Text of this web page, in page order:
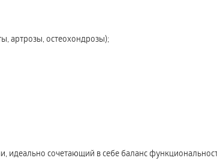
артрозы, остеохондрозы);
идеально сочетающий в себе баланс